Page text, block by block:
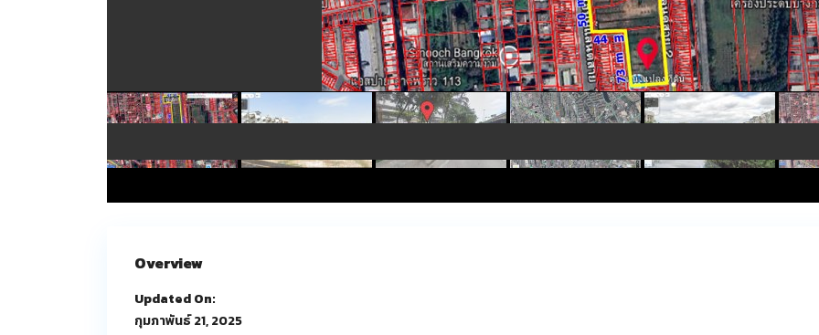
Overview
Updated On:
กุมภาพันธ์ 21, 2025